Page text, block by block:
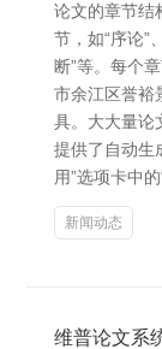
论文的章节结
节，如“序论”
断”等。每个
市余江区誉裕
具。大大量论
提供了自动生
用”选项卡中
新闻动态
维普论文系